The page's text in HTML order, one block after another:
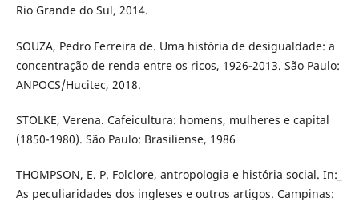
Rio Grande do Sul, 2014.
SOUZA, Pedro Ferreira de. Uma história de desigualdade: a
concentração de renda entre os ricos, 1926-2013. São Paulo:
ANPOCS/Hucitec, 2018.
STOLKE, Verena. Cafeicultura: homens, mulheres e capital
(1850-1980). São Paulo: Brasiliense, 1986
THOMPSON, E. P. Folclore, antropologia e história social. In:_
As peculiaridades dos ingleses e outros artigos. Campinas: